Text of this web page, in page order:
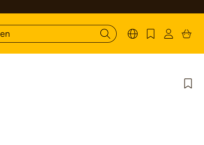
von 5 von 5 Sternen